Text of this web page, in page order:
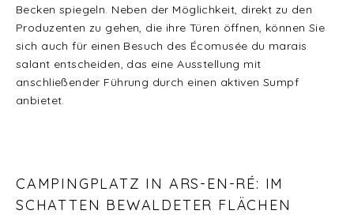
Becken spiegeln. Neben der Möglichkeit, direkt zu den
Produzenten zu gehen, die ihre Türen öffnen, können Sie
sich auch für einen Besuch des Écomusée du marais
salant entscheiden, das eine Ausstellung mit
anschließender Führung durch einen aktiven Sumpf
anbietet.
CAMPINGPLATZ IN ARS-EN-RÉ: IM
SCHATTEN BEWALDETER FLÄCHEN